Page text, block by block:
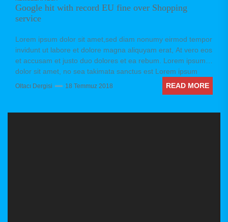
Google hit with record EU fine over Shopping
service
Lorem ipsum dolor sit amet,sed diam nonumy eirmod tempor
invidunt ut labore et dolore magna aliquyam erat, At vero eos
et accusam et justo duo dolores et ea rebum. Lorem ipsum
dolor sit amet, no sea takimata sanctus est Lorem ipsum
dolor sit amet. Stet clita kasd gubergren, no sea takimata
sanctus est Lorem ipsum dolor sit amet. sed diam voluptua.
Oltacı Dergisi 18 Temmuz 2018 READ MORE